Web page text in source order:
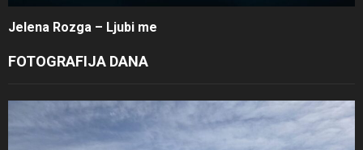
Jelena Rozga – Ljubi me
FOTOGRAFIJA DANA